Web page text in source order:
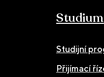
Studium
Studijní
Přijímací